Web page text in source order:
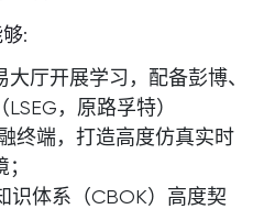
:
厅开展学习，配备彭博、
，原路孚特）
终端，打造高度仿真实时
识体系（CBOK）高度契